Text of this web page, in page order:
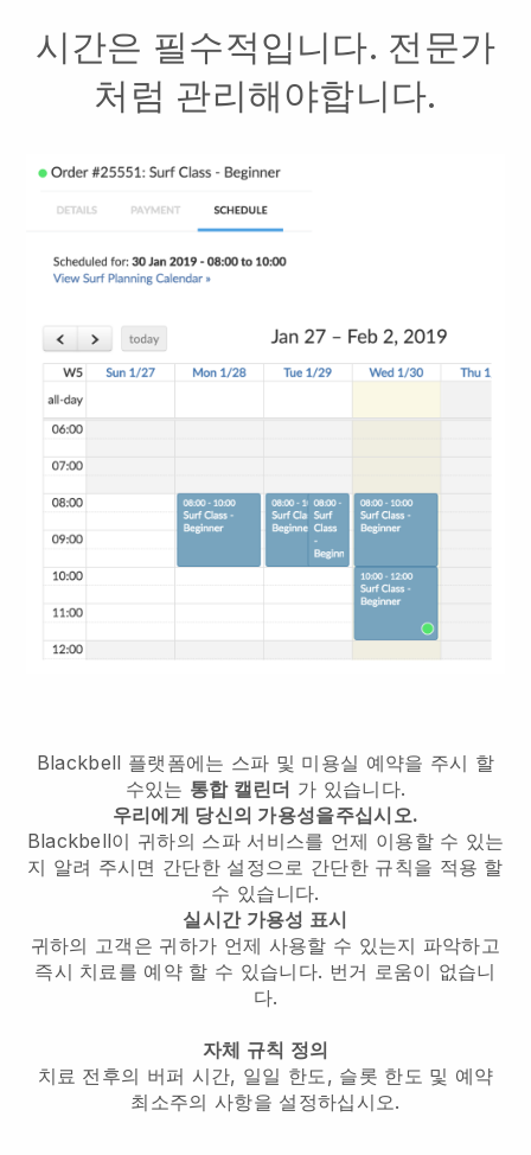
시간은 필수적입니다. 전문가
처럼 관리해야합니다.
Blackbell 플랫폼에는 스파 및 미용실 예약을 주시 할
수있는 통합 캘린더 가 있습니다.
우리에게 당신의 가용성을주십시오.
Blackbell이 귀하의 스파 서비스를 언제 이용할 수 있는
지 알려 주시면 간단한 설정으로 간단한 규칙을 적용 할
수 있습니다.
실시간 가용성 표시
귀하의 고객은 귀하가 언제 사용할 수 있는지 파악하고
즉시 치료를 예약 할 수 있습니다. 번거 로움이 없습니
다.
자체 규칙 정의
치료 전후의 버퍼 시간, 일일 한도, 슬롯 한도 및 예약
최소주의 사항을 설정하십시오.